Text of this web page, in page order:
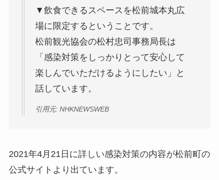
▼飲食できるスペースを松前城本丸広
場に限定するということです。
松前観光協会の松村忠司事務局長は
「感染対策をしっかりとって安心して
楽しんでいただけるようにしたい」と
話しています。
引用元: NHKNEWSWEB
2021年4月21日に詳しい感染対策の内容が松前町の
公式サイトより出ています。